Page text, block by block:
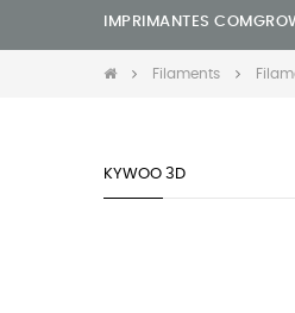
IMPRIMANTES
Filaments
KYWOO 3D